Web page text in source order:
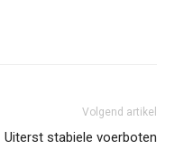
Volgend artikel
Uiterst stabiele voerboten